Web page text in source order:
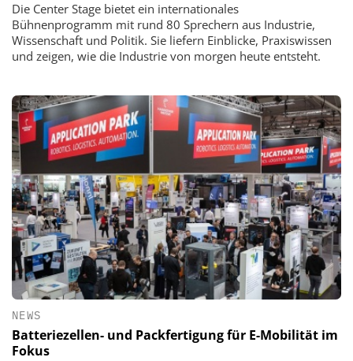
Die Center Stage bietet ein internationales
Bühnenprogramm mit rund 80 Sprechern aus Industrie,
Wissenschaft und Politik. Sie liefern Einblicke, Praxiswissen
und zeigen, wie die Industrie von morgen heute entsteht.
NEWS
Batteriezellen- und Packfertigung für E-Mobilität im
Fokus